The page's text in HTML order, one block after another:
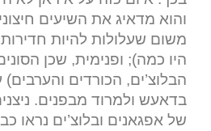
והוא מדאיג את השיעים
משום שעלולות להיות
הבלוצ’ים, הכורדים
בדאעש ולמרוד מבפנים.
של אפגאנים ובלוצ’ים נראו